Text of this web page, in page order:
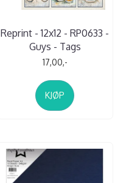
Reprint - 12x12 - RP0633 -
Guys - Tags
17,00,-
KJØP